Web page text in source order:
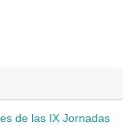
de las IX Jornadas